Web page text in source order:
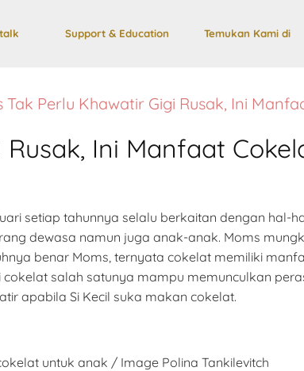
Support & Education Temukan Kami di
Tak Perlu Khawatir Gigi Rusak, Ini
Ini Manfaat
setiap tahunnya selalu berkaitan dengan hal-
dewasa namun juga anak-anak. Moms
benar Moms, ternyata cokelat memiliki
salah satunya mampu memunculkan
apabila Si Kecil suka makan cokelat.
untuk anak / Image Polina Tankilevitch